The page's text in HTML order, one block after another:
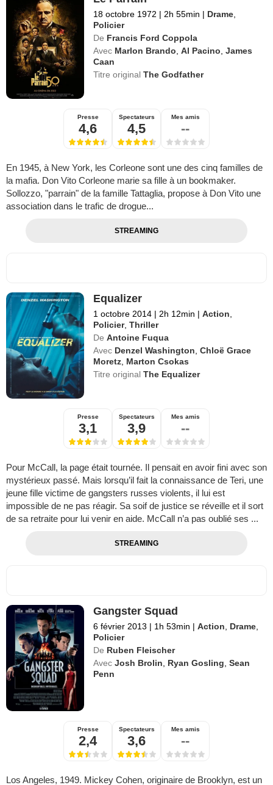
18 octobre 1972 | 2h 55min | Drame
Policier
De Francis Ford Coppola
Avec Marlon Brando ,Al Pacino ,James
Caan
Titre originalThe Godfather
Presse
4,6
Spectateurs
4,5
Mes amis
--
En 1945, à New York, les Corleone sont une des cinq familles de
la mafia. Don Vito Corleone marie sa fille à un bookmaker.
Sollozzo, "parrain" de la famille Tattaglia, propose à Don Vito une
association dans le trafic de drogue...
STREAMING
Equalizer
1 octobre 2014 | 2h 12min | Action
Policier,Thriller
De Antoine Fuqua
Avec Denzel Washington ,Chloë Grace
Moretz Marton Csokas
Titre originalThe Equalizer
Presse
3,1
Spectateurs
3,9
Mes amis
--
Pour McCall, la page était tournée. Il pensait en avoir fini avec son
mystérieux passé. Mais lorsqu’il fait la connaissance de Teri, une
jeune fille victime de gangsters russes violents, il lui est
impossible de ne pas réagir. Sa soif de justice se réveille et il sort
de sa retraite pour lui venir en aide. McCall n’a pas oublié ses ...
STREAMING
Gangster Squad
6 février 2013 | 1h 53min | Action Drame
Policier
De Ruben Fleischer
Avec Josh Brolin Ryan Gosling ,Sean
Penn
Presse
2,4
Spectateurs
3,6
Mes amis
--
Los Angeles, 1949. Mickey Cohen, originaire de Brooklyn, est un